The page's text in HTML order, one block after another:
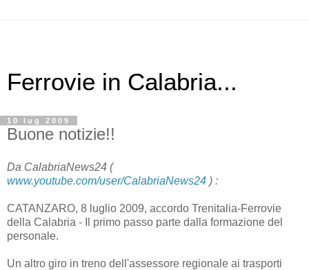
Ferrovie in Calabria...
10 lug 2009
Buone notizie!!
Da CalabriaNews24 (
www.youtube.com/user/CalabriaNews24 ) :
CATANZARO, 8 luglio 2009, accordo Trenitalia-Ferrovie
della Calabria - Il primo passo parte dalla formazione del
personale.
Un altro giro in treno dell'assessore regionale ai trasporti